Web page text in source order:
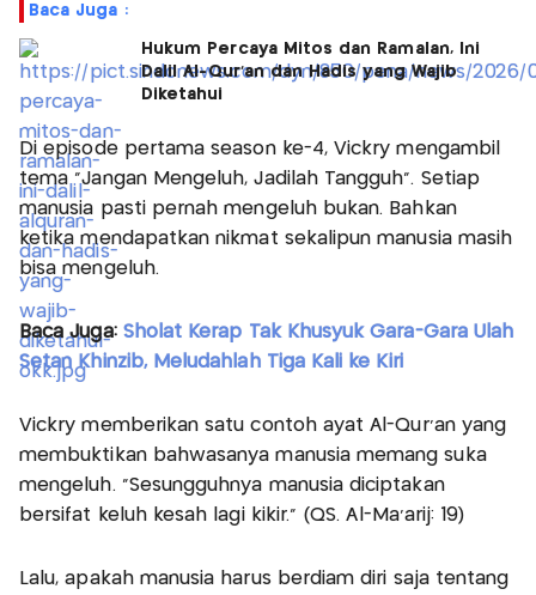
Baca Juga :
Hukum Percaya Mitos dan Ramalan, Ini
Dalil Al-Qur'an dan Hadis yang Wajib
Diketahui
Di episode pertama season ke-4, Vickry mengambil
tema “Jangan Mengeluh, Jadilah Tangguh”. Setiap
manusia pasti pernah mengeluh bukan. Bahkan
ketika mendapatkan nikmat sekalipun manusia masih
bisa mengeluh.
Baca Juga:Sholat Kerap Tak Khusyuk Gara-Gara Ulah
Setan Khinzib, Meludahlah Tiga Kali ke Kiri
Vickry memberikan satu contoh ayat Al-Qur’an yang
membuktikan bahwasanya manusia memang suka
mengeluh. “Sesungguhnya manusia diciptakan
bersifat keluh kesah lagi kikir." (QS. Al-Ma’arij: 19)
Lalu, apakah manusia harus berdiam diri saja tentang